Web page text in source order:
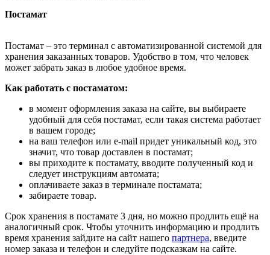
Постамат
Постамат – это терминал с автоматизированной системой для
хранения заказанных товаров. Удобство в том, что человек
может забрать заказ в любое удобное время.
Как работать с постаматом:
в момент оформления заказа на сайте, вы выбираете
удобный для себя постамат, если такая система работает
в вашем городе;
на ваш телефон или e-mail придет уникальный код, это
значит, что товар доставлен в постамат;
вы приходите к постамату, вводите полученный код и
следует инструкциям автомата;
оплачиваете заказ в терминале постамата;
забираете товар.
Срок хранения в постамате 3 дня, но можно продлить ещё на
аналогичный срок. Чтобы уточнить информацию и продлить
время хранения зайдите на сайт нашего партнера, введите
номер заказа и телефон и следуйте подсказкам на сайте.